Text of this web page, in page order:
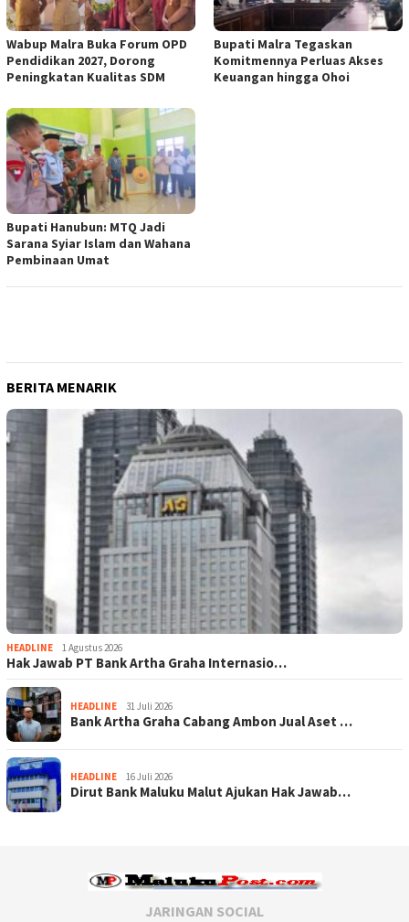
Wabup Malra Buka Forum OPD
Pendidikan 2027, Dorong
Peningkatan Kualitas SDM
Bupati Malra Tegaskan
Komitmennya Perluas Akses
Keuangan hingga Ohoi
Bupati Hanubun: MTQ Jadi
Sarana Syiar Islam dan Wahana
Pembinaan Umat
BERITA MENARIK
HEADLINE 1 Agustus 2026
Hak Jawab PT Bank Artha Graha Internasio…
HEADLINE 31 Juli 2026
Bank Artha Graha Cabang Ambon Jual Aset …
HEADLINE 16 Juli 2026
Dirut Bank Maluku Malut Ajukan Hak Jawab…
JARINGAN SOCIAL